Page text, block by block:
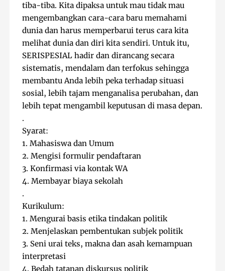
tiba-tiba. Kita dipaksa untuk mau tidak mau
mengembangkan cara-cara baru memahami
dunia dan harus memperbarui terus cara kita
melihat dunia dan diri kita sendiri. Untuk itu,
SERISPESIAL hadir dan dirancang secara
sistematis, mendalam dan terfokus sehingga
membantu Anda lebih peka terhadap situasi
sosial, lebih tajam menganalisa perubahan, dan
lebih tepat mengambil keputusan di masa depan.
.
Syarat:
1. Mahasiswa dan Umum
2. Mengisi formulir pendaftaran
3. Konfirmasi via kontak WA
4. Membayar biaya sekolah
.
Kurikulum:
1. Mengurai basis etika tindakan politik
2. Menjelaskan pembentukan subjek politik
3. Seni urai teks, makna dan asah kemampuan
interpretasi
4. Bedah tatanan diskursus politik